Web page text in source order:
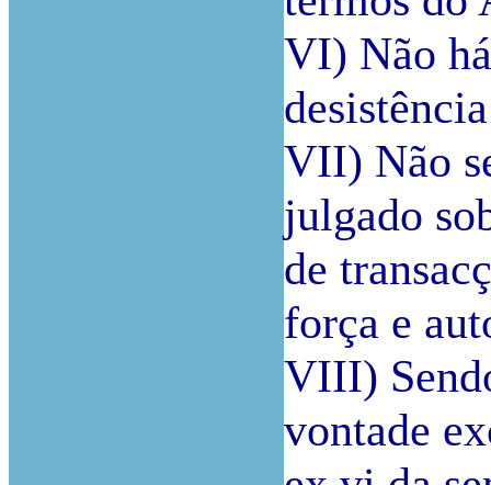
VI) Não
VII) Não
julgado
de
força e
VIII)
vontade